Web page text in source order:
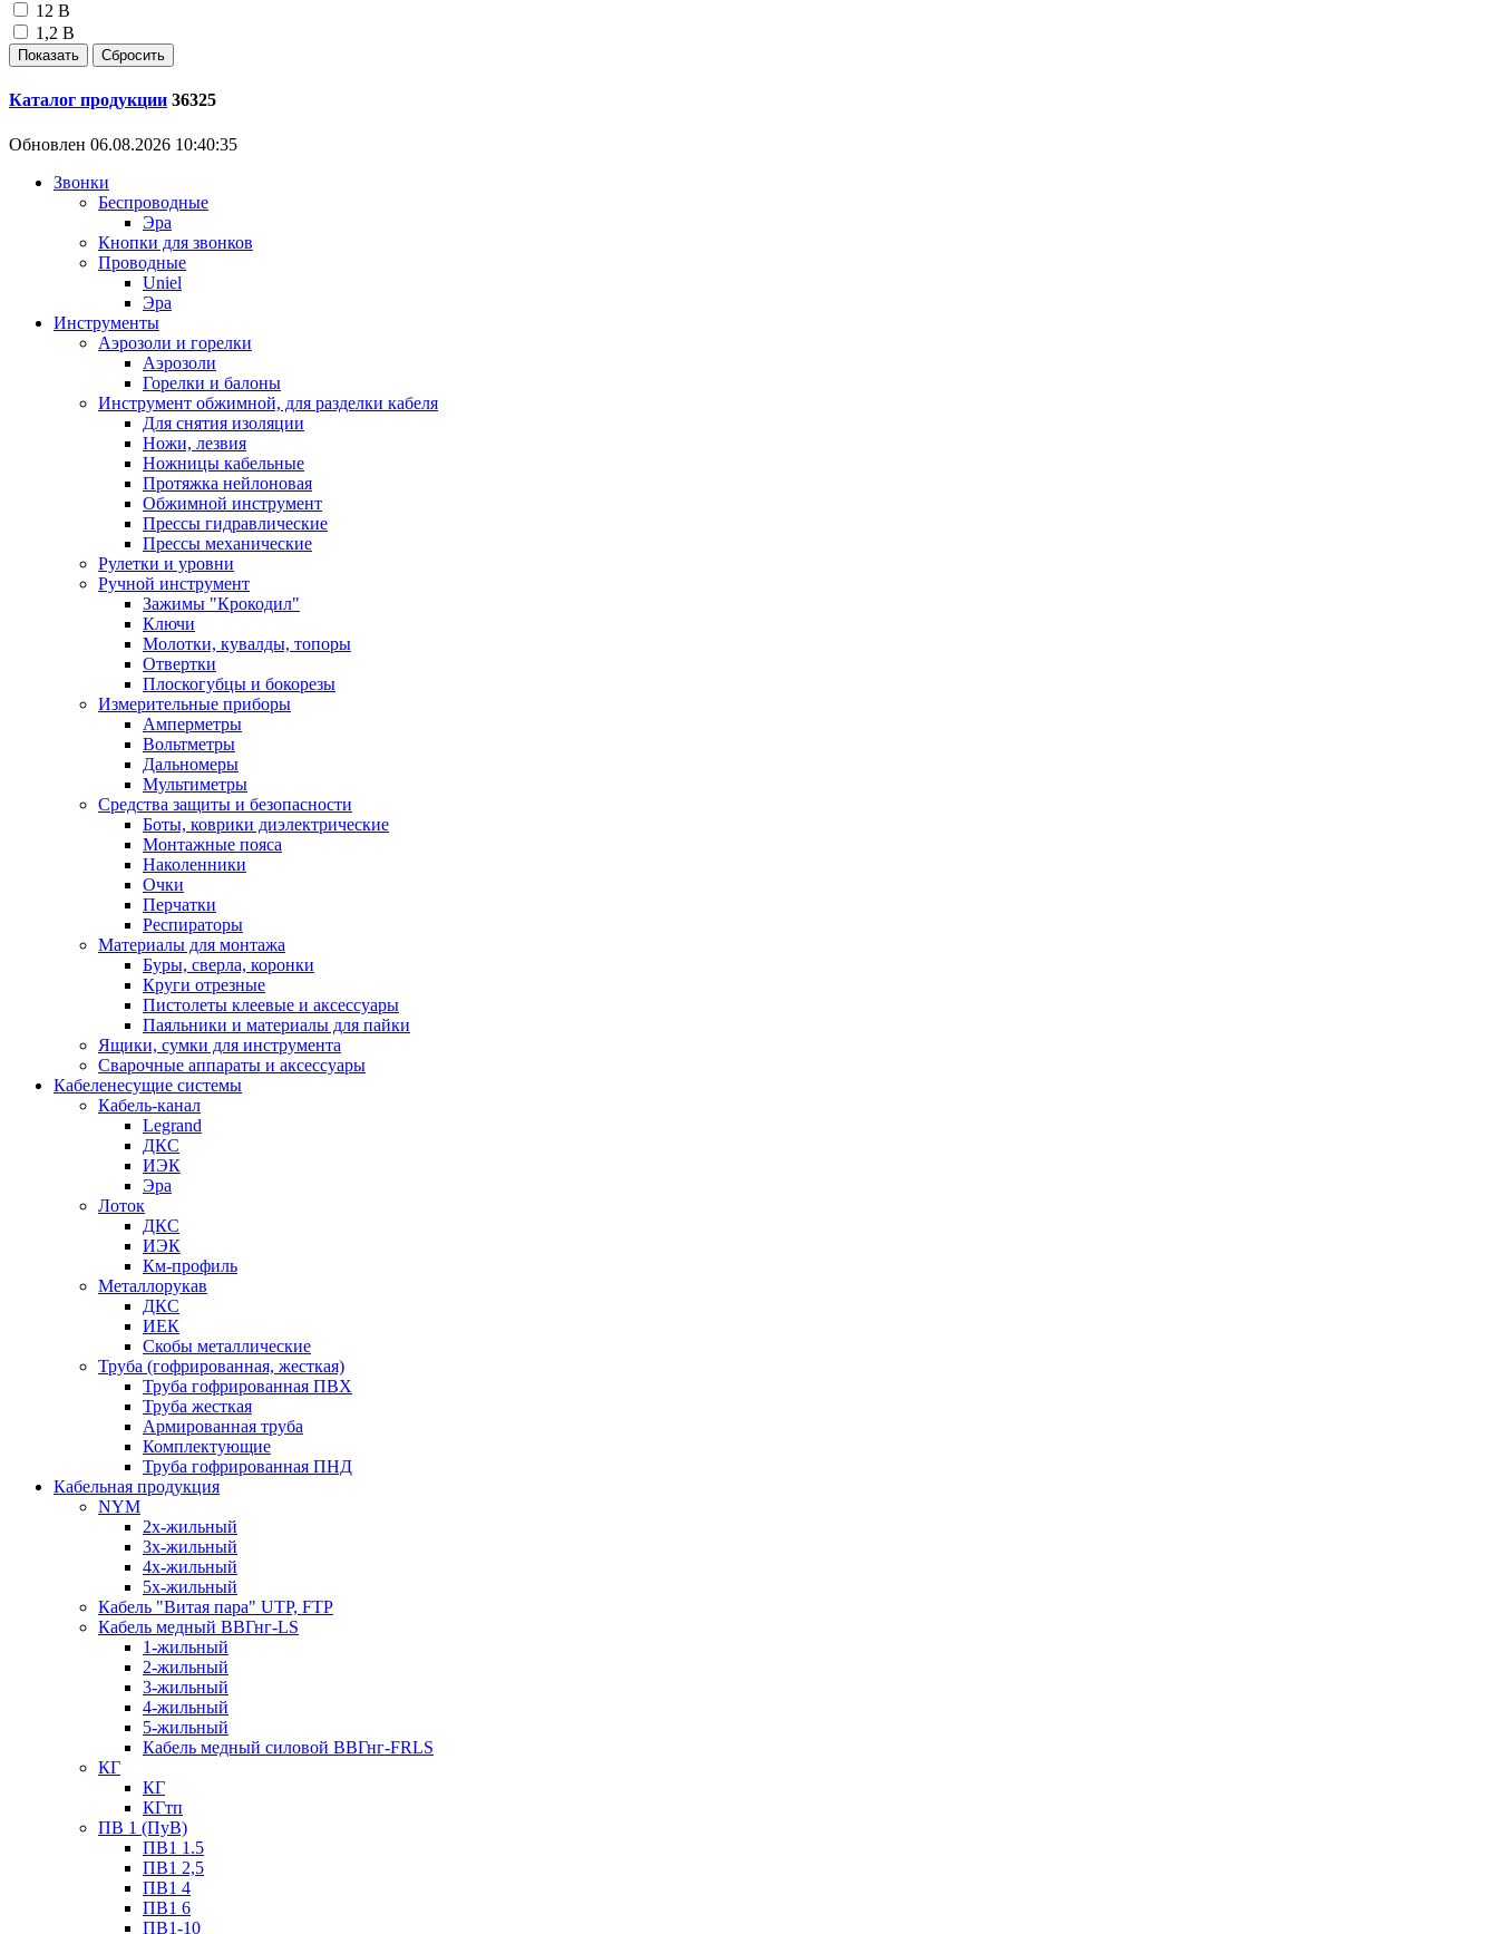
12 В
1,2 В
Каталог продукции 36325
Обновлен 06.08.2026 10:40:35
Звонки
Беспроводные
Эра
Кнопки для звонков
Проводные
Uniel
Эра
Инструменты
Аэрозоли и горелки
Аэрозоли
Горелки и балоны
Инструмент обжимной, для разделки кабеля
Для снятия изоляции
Ножи, лезвия
Ножницы кабельные
Протяжка нейлоновая
Обжимной инструмент
Прессы гидравлические
Прессы механические
Рулетки и уровни
Ручной инструмент
Зажимы "Крокодил"
Ключи
Молотки, кувалды, топоры
Отвертки
Плоскогубцы и бокорезы
Измерительные приборы
Амперметры
Вольтметры
Дальномеры
Мультиметры
Средства защиты и безопасности
Боты, коврики диэлектрические
Монтажные пояса
Наколенники
Очки
Перчатки
Респираторы
Материалы для монтажа
Буры, сверла, коронки
Круги отрезные
Пистолеты клеевые и аксессуары
Паяльники и материалы для пайки
Ящики, сумки для инструмента
Сварочные аппараты и аксессуары
Кабеленесущие системы
Кабель-канал
Legrand
ДКС
ИЭК
Эра
Лоток
ДКС
ИЭК
Км-профиль
Металлорукав
ДКС
ИЕК
Скобы металлические
Труба (гофрированная, жесткая)
Труба гофрированная ПВХ
Труба жесткая
Армированная труба
Комплектующие
Труба гофрированная ПНД
Кабельная продукция
NYM
2х-жильный
3х-жильный
4х-жильный
5х-жильный
Кабель "Витая пара" UTP, FTP
Кабель медный ВВГнг-LS
1-жильный
2-жильный
3-жильный
4-жильный
5-жильный
Кабель медный силовой ВВГнг-FRLS
КГ
КГ
КГтп
ПВ 1 (ПуВ)
ПВ1 1.5
ПВ1 2,5
ПВ1 4
ПВ1 6
ПВ1-10